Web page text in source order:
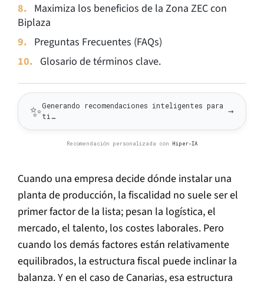
Maximiza los beneficios de la Zona ZEC con
Biplaza
Preguntas Frecuentes (FAQs)
Glosario de términos clave.
✨Generando recomendaciones inteligentes para
ti…
→
Recomendación personalizada con Hiper-IA
Cuando una empresa decide dónde instalar una
planta de producción, la fiscalidad no suele ser el
primer factor de la lista; pesan la logística, el
mercado, el talento, los costes laborales. Pero
cuando los demás factores están relativamente
equilibrados, la estructura fiscal puede inclinar la
balanza. Y en el caso de Canarias, esa estructura